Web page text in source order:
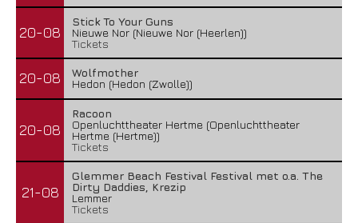
20-08
Stick To Your Guns
Nieuwe Nor (Nieuwe Nor (Heerlen))
Tickets
20-08
Wolfmother
Hedon (Hedon (Zwolle))
20-08
Racoon
Openluchttheater Hertme (Openluchttheater
Hertme (Hertme))
Tickets
21-08
Glemmer Beach Festival Festival met o.a. The
Dirty Daddies, Krezip
Lemmer
Tickets